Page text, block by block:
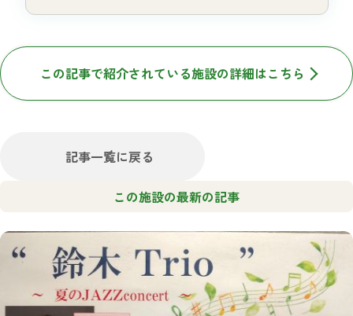
この記事で紹介されている施設の詳細はこちら
記事一覧に戻る
この施設の最新の記事